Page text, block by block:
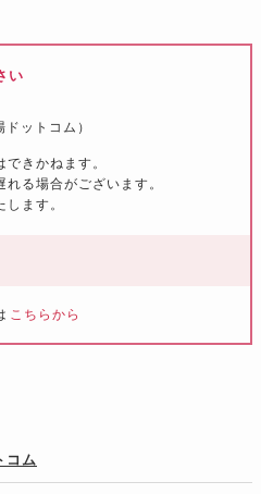
い
ドットコム）
きかねます。
る場合がございます。
ます。
こちらから
コム